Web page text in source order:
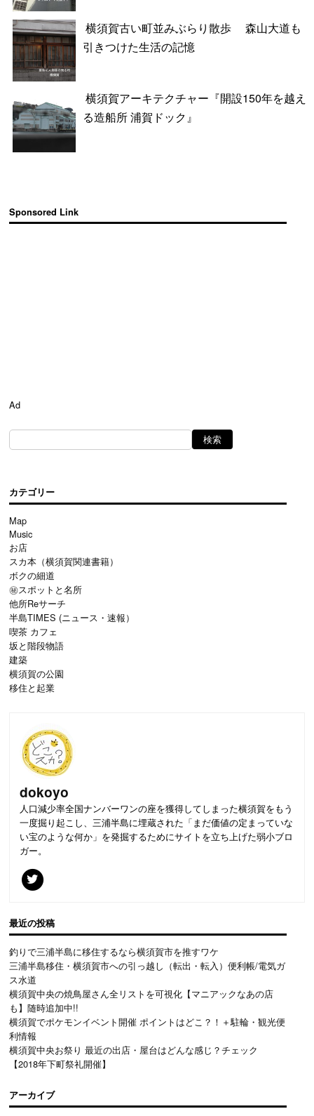
横須賀古い町並みぶらり散歩 森山大道も
引きつけた生活の記憶
横須賀アーキテクチャー『開設150年を越え
る造船所 浦賀ドック』
Sponsored Link
Ad
カテゴリー
Map
Music
お店
スカ本（横須賀関連書籍）
ボクの細道
㊙スポットと名所
他所Reサーチ
半島TIMES (ニュース・速報）
喫茶 カフェ
坂と階段物語
建築
横須賀の公園
移住と起業
dokoyo
人口減少率全国ナンバーワンの座を獲得してしまった横須賀をもう
一度掘り起こし、三浦半島に埋蔵された「まだ価値の定まっていな
い宝のような何か」を発掘するためにサイトを立ち上げた弱小ブロ
ガー。
最近の投稿
釣りで三浦半島に移住するなら横須賀市を推すワケ
三浦半島移住・横須賀市への引っ越し（転出・転入）便利帳/電気ガ
ス水道
横須賀中央の焼鳥屋さん全リストを可視化【マニアックなあの店
も】随時追加中!!
横須賀でポケモンイベント開催 ポイントはどこ？！＋駐輪・観光便
利情報
横須賀中央お祭り 最近の出店・屋台はどんな感じ？チェック
【2018年下町祭礼開催】
アーカイブ